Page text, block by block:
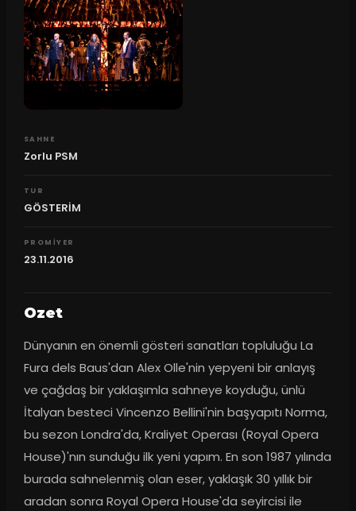
SAHNE
Zorlu PSM
TUR
GÖSTERİM
PROMIYER
23.11.2016
Ozet
Dünyanın en önemli gösteri sanatları topluluğu La
Fura dels Baus'dan Alex Olle'nin yepyeni bir anlayış
ve çağdaş bir yaklaşımla sahneye koyduğu, ünlü
İtalyan besteci Vincenzo Bellini'nin başyapıtı Norma,
bu sezon Londra'da, Kraliyet Operası (Royal Opera
House)'nın sunduğu ilk yeni yapım. En son 1987 yılında
burada sahnelenmiş olan eser, yaklaşık 30 yıllık bir
aradan sonra Royal Opera House'da seyircisi ile